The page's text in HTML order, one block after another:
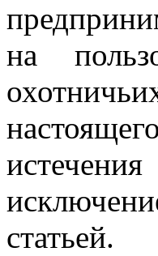
на
статьей.